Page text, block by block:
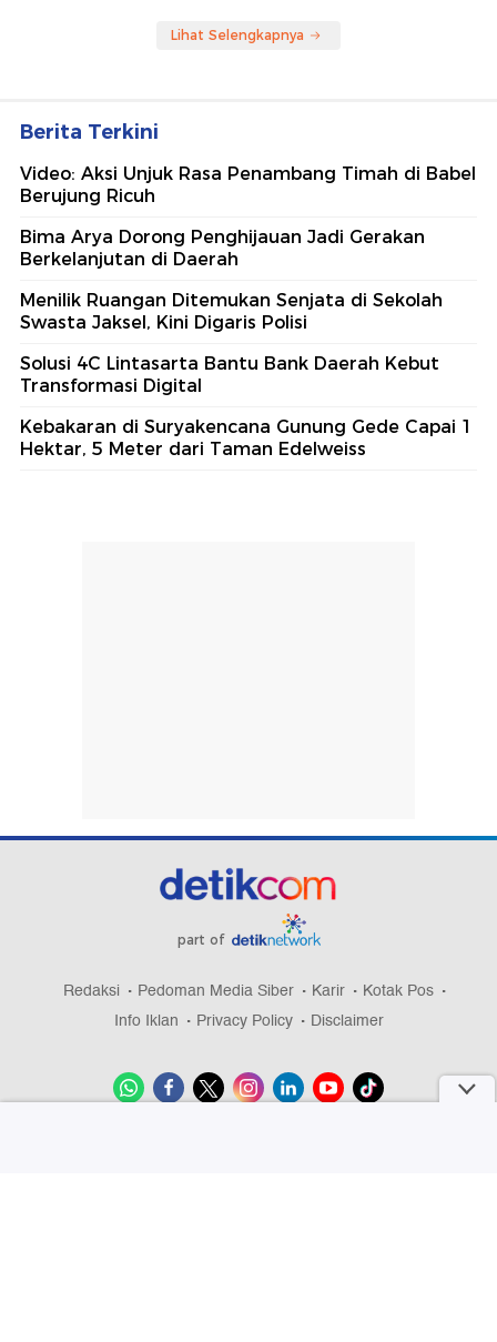
Lihat Selengkapnya
Berita Terkini
Video: Aksi Unjuk Rasa Penambang Timah di Babel
Berujung Ricuh
Bima Arya Dorong Penghijauan Jadi Gerakan
Berkelanjutan di Daerah
Menilik Ruangan Ditemukan Senjata di Sekolah
Swasta Jaksel, Kini Digaris Polisi
Solusi 4C Lintasarta Bantu Bank Daerah Kebut
Transformasi Digital
Kebakaran di Suryakencana Gunung Gede Capai 1
Hektar, 5 Meter dari Taman Edelweiss
part of
Redaksi Pedoman Media Siber Karir
Kotak Pos
Info Iklan
Privacy Policy Disclaimer